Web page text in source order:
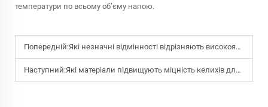
температури по всьому об’єму напою.
Попередній:Які незначні відмінності відрізняють високоякісні келихи для вина
Наступний:Які матеріали підвищують міцність келихів для вина